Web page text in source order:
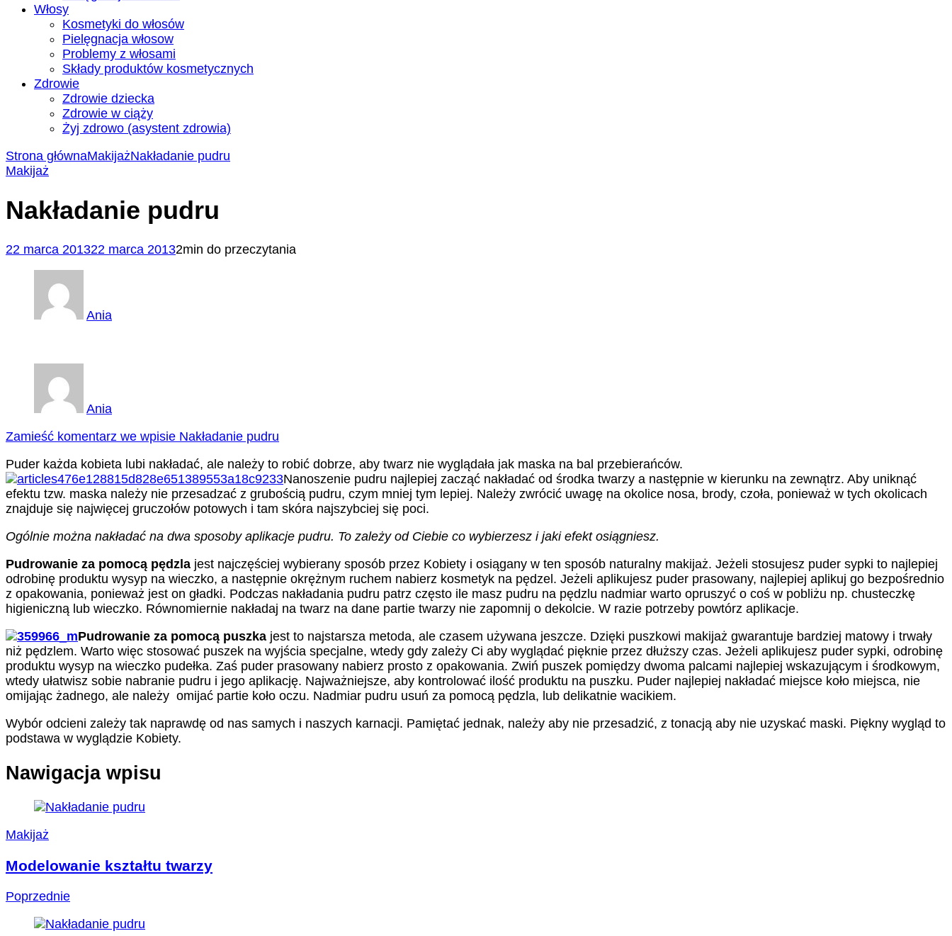
Włosy
Kosmetyki do włosów
Pielęgnacja włosow
Problemy z włosami
Składy produktów kosmetycznych
Zdrowie
Zdrowie dziecka
Zdrowie w ciąży
Żyj zdrowo (asystent zdrowia)
Strona głównaMakijażNakładanie pudru
Makijaż
Nakładanie pudru
22 marca 201322 marca 20132min do przeczytania
Ania
Ania
Zamieść komentarz we wpisie Nakładanie pudru
Puder każda kobieta lubi nakładać, ale należy to robić dobrze, aby twarz nie wyglądała jak maska na bal przebierańców.
Nanoszenie pudru najlepiej zacząć nakładać od środka twarzy a następnie w kierunku na zewnątrz. Aby uniknąć
efektu tzw. maska należy nie przesadzać z grubością pudru, czym mniej tym lepiej. Należy zwrócić uwagę na okolice nosa, brody, czoła, ponieważ w tych okolicach
znajduje się najwięcej gruczołów potowych i tam skóra najszybciej się poci.
Ogólnie można nakładać na dwa sposoby aplikacje pudru. To zależy od Ciebie co wybierzesz i jaki efekt osiągniesz.
Pudrowanie za pomocą pędzla jest najczęściej wybierany sposób przez Kobiety i osiągany w ten sposób naturalny makijaż. Jeżeli stosujesz puder sypki to najlepiej
odrobinę produktu wysyp na wieczko, a następnie okrężnym ruchem nabierz kosmetyk na pędzel. Jeżeli aplikujesz puder prasowany, najlepiej aplikuj go bezpośrednio
z opakowania, ponieważ jest on gładki. Podczas nakładania pudru patrz często ile masz pudru na pędzlu nadmiar warto opruszyć o coś w pobliżu np. chusteczkę
higieniczną lub wieczko. Równomiernie nakładaj na twarz na dane partie twarzy nie zapomnij o dekolcie. W razie potrzeby powtórz aplikacje.
Pudrowanie za pomocą puszka jest to najstarsza metoda, ale czasem używana jeszcze. Dzięki puszkowi makijaż gwarantuje bardziej matowy i trwały
niż pędzlem. Warto więc stosować puszek na wyjścia specjalne, wtedy gdy zależy Ci aby wyglądać pięknie przez dłuższy czas. Jeżeli aplikujesz puder sypki, odrobinę
produktu wysyp na wieczko pudełka. Zaś puder prasowany nabierz prosto z opakowania. Zwiń puszek pomiędzy dwoma palcami najlepiej wskazującym i środkowym,
wtedy ułatwisz sobie nabranie pudru i jego aplikację. Najważniejsze, aby kontrolować ilość produktu na puszku. Puder najlepiej nakładać miejsce koło miejsca, nie
omijając żadnego, ale należy omijać partie koło oczu. Nadmiar pudru usuń za pomocą pędzla, lub delikatnie wacikiem.
Wybór odcieni zależy tak naprawdę od nas samych i naszych karnacji. Pamiętać jednak, należy aby nie przesadzić, z tonacją aby nie uzyskać maski. Piękny wygląd to
podstawa w wyglądzie Kobiety.
Nawigacja wpisu
Makijaż
Modelowanie kształtu twarzy
Poprzednie